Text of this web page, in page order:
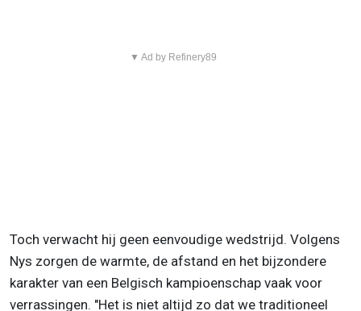
▼ Ad by Refinery89
Toch verwacht hij geen eenvoudige wedstrijd. Volgens
Nys zorgen de warmte, de afstand en het bijzondere
karakter van een Belgisch kampioenschap vaak voor
verrassingen. "Het is niet altijd zo dat we traditioneel